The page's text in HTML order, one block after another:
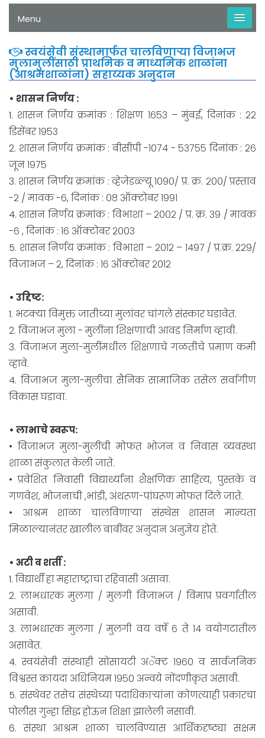
Menu
स्वयंसेवी संस्थामार्फत चालविणाऱ्या विजाभज
मुलामुलींसाठी प्राथमिक व माध्यमिक शाळांना
(आश्रमशाळांना) सहाय्यक अनुदान
• शासन निर्णय :
1. शासन निर्णय क्रमांक : शिक्षण १६५३ – मुंबई, दिनांक : २२
डिसेंबर १९५३
2. शासन निर्णय क्रमांक : बीसीपी -१०७४ - ५३७५५ दिनांक : २६
जून १९७५
3. शासन निर्णय क्रमांक : व्हेजेडब्ल्यू १०९०/ प्र. क्र. २००/ प्रस्ताव
-२ / मावक -६, दिनांक : ०८ ऑक्टोबर १९९१
4. शासन निर्णय क्रमांक : विभाशा – २००२ / प्र. क्र. ३९ / मावक
-६ , दिनांक : १६ ऑक्टोबर २००३
5. शासन निर्णय क्रमांक : विभाशा – २०१२ – १४९७ / प्र.क्र. २२९/
विजाभज – २, दिनांक : १६ ऑक्टोबर २०१२
• उद्दिष्ट:
1. भटक्या विमुक्त जातीच्या मुलांवर चांगले संस्कार घडावेत.
2. विजाभज मुला - मुलींना शिक्षणाची आवड निर्माण व्हावी.
3. विजाभज मुला-मुलींमधील शिक्षणाचे गळतीचे प्रमाण कमी
व्हावे.
4. विजाभज मुला-मुलींचा सैनिक सामाजिक तसेल सर्वांगीण
विकास घडावा.
• लाभाचे स्वरूप:
• विजाभज मुला-मुलींची मोफत भोजन व निवास व्यवस्था
शाळा संकुलात केली जाते.
• प्रवेशित निवासी विद्यार्थ्यांना शैक्षणिक साहित्य, पुस्तके व
गणवेश, भोजनाची ,भांडी, अंथरूण-पांघरूण मोफत दिले जाते.
• आश्रम शाळा चालविणाऱ्या संस्थेस शासन मान्यता
मिळाल्यानंतर खालील बाबींवर अनुदान अनुज्ञेय होते.
• अटी व शर्ती :
1. विद्यार्थी हा महाराष्ट्राचा रहिवासी असावा.
2. लाभधारक मुलगा / मुलगी विजाभज / विमाप्र प्रवर्गातील
असावी.
3. लाभधारक मुलगा / मुलगी वय वर्षे ६ ते १४ वयोगटातील
असावेत.
4. स्वयंसेवी संस्थाही सोसायटी अॅक्ट १९६० व सार्वजनिक
विश्वस्त कायदा अधिनियम १९५० अन्वये नोंदणीकृत असावी.
5. संस्थेवर तसेच संस्थेच्या पदाधिकाऱ्यांना कोणत्याही प्रकारचा
पोलीस गुन्हा सिद्ध होऊन शिक्षा झालेली नसावी.
6. संस्था आश्रम शाळा चालविण्यास आर्थिकदृष्ट्या सक्षम